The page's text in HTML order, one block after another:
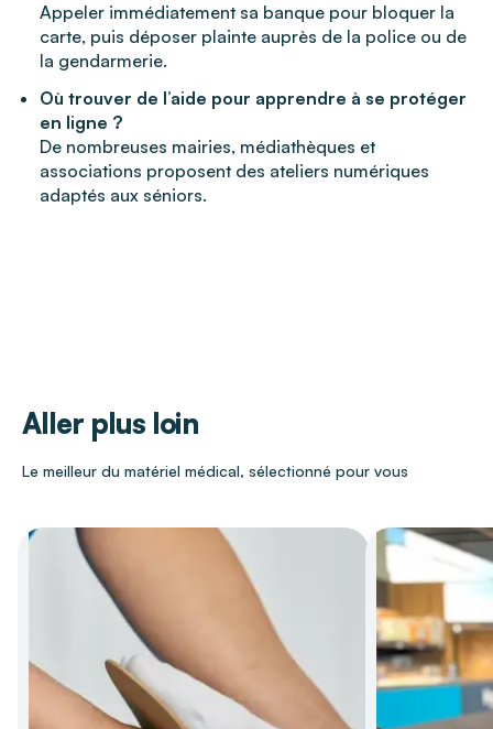
Appeler immédiatement sa banque pour bloquer la
carte, puis déposer plainte auprès de la police ou de
la gendarmerie.
Où trouver de l’aide pour apprendre à se protéger
en ligne ?
De nombreuses mairies, médiathèques et
associations proposent des ateliers numériques
adaptés aux séniors.
Aller plus loin
Le meilleur du matériel médical, sélectionné pour vous